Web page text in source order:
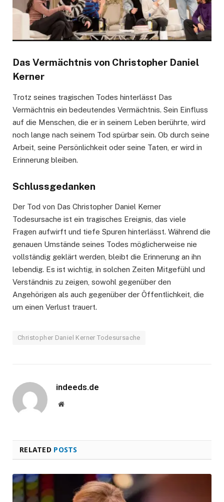
Das Vermächtnis von Christopher Daniel
Kerner
Trotz seines tragischen Todes hinterlässt Das
Vermächtnis ein bedeutendes Vermächtnis. Sein Einfluss
auf die Menschen, die er in seinem Leben berührte, wird
noch lange nach seinem Tod spürbar sein. Ob durch seine
Arbeit, seine Persönlichkeit oder seine Taten, er wird in
Erinnerung bleiben.
Schlussgedanken
Der Tod von Das Christopher Daniel Kerner
Todesursache ist ein tragisches Ereignis, das viele
Fragen aufwirft und tiefe Spuren hinterlässt. Während die
genauen Umstände seines Todes möglicherweise nie
vollständig geklärt werden, bleibt die Erinnerung an ihn
lebendig. Es ist wichtig, in solchen Zeiten Mitgefühl und
Verständnis zu zeigen, sowohl gegenüber den
Angehörigen als auch gegenüber der Öffentlichkeit, die
um einen Verlust trauert.
Christopher Daniel Kerner Todesursache
indeeds.de
Website
RELATED POSTS